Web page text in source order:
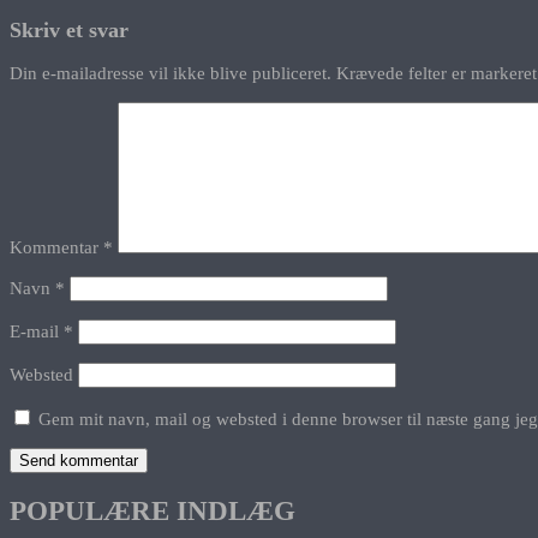
Skriv et svar
Din e-mailadresse vil ikke blive publiceret. Krævede felter er
Kommentar *
Navn *
E-mail *
Websted
Gem mit navn, mail og websted i denne browser til næste gang
POPULÆRE INDLÆG